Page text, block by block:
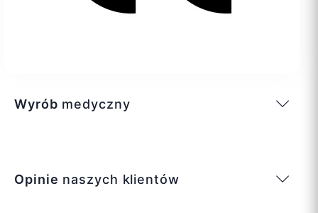
Wyrób medyczny
Opinie naszych klientów